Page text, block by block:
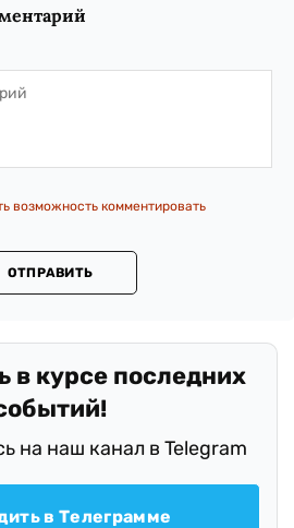
возможность комментировать
ОТПРАВИТЬ
в курсе последних
на наш канал в Telegram
в Телеграмме